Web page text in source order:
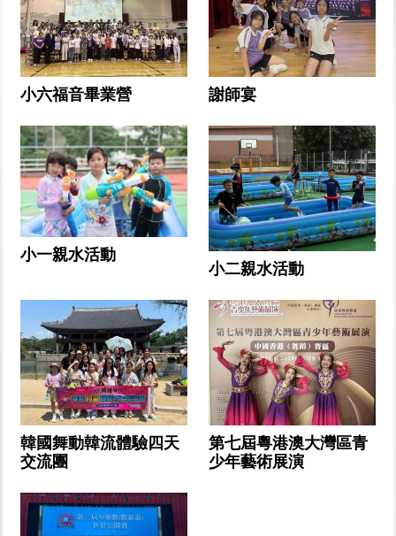
小六福音畢業營 謝師宴
小一親水活動
小二親水活動
韓國舞動韓流體驗四天
交流團
第七屆粵港澳大灣區青
少年藝術展演